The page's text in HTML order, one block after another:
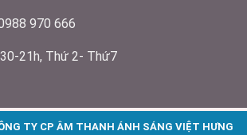
970 666
21h, Thứ 2- Thứ7
TY CP ÂM THANH ÁNH SÁNG VIỆT HƯNG